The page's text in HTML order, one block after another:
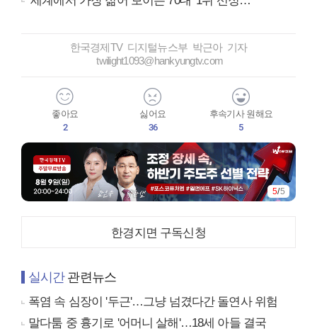
한국경제TV 디지털뉴스부 박근아 기자
twilight1093@hankyungtv.com
좋아요
2
싫어요
36
후속기사 원해요
5
5/5
한경지면 구독신청
실시간관련뉴스
폭염 속 심장이 '두근'…그냥 넘겼다간 돌연사 위험
말다툼 중 흉기로 '어머니 살해'…18세 아들 결국